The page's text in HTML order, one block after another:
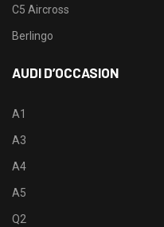
C5 Aircross
Berlingo
AUDI D’OCCASION
A1
A3
A4
A5
Q2